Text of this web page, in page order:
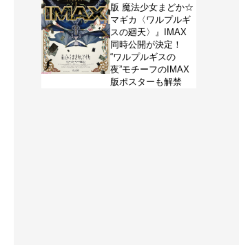
版 魔法少女まどか☆
マギカ〈ワルプルギ
スの廻天〉』IMAX
同時公開が決定！
“ワルプルギスの
夜”モチーフのIMAX
版ポスターも解禁